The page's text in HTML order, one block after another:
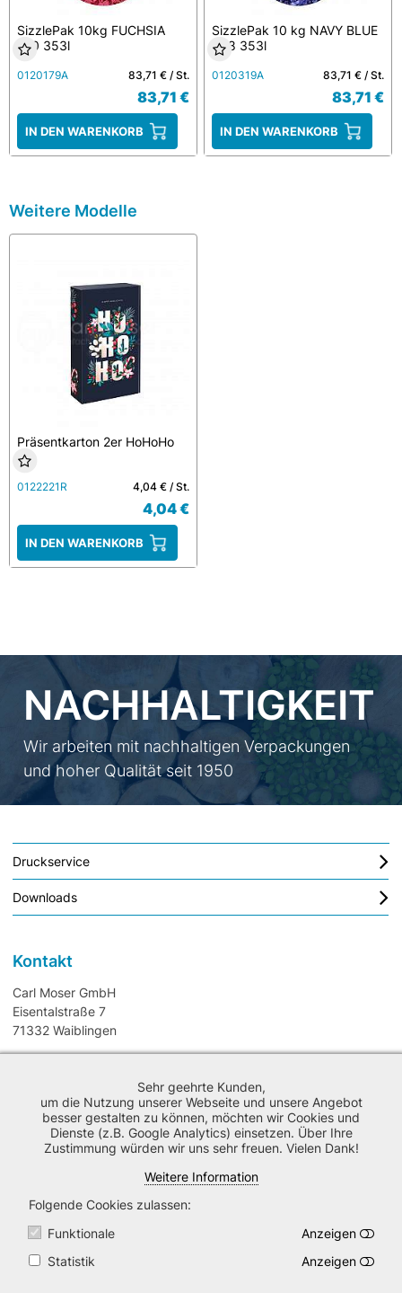
Sehr geehrte Kunden,
um die Nutzung unserer Webseite und unsere Angebot
besser gestalten zu können, möchten wir Cookies und
Dienste (z.B. Google Analytics) einsetzen. Über Ihre
Zustimmung würden wir uns sehr freuen. Vielen Dank!
Weitere Information
Folgende Cookies zulassen
Funktionale
Anzeigen
Statistik
Anzeigen
SizzlePak 10kg FUCHSIA
610 353l
0120179A 83,71 € / St.
83,71 €
IN DEN WARENKORB
SizzlePak 10 kg NAVY BLUE
958 353l
0120319A 83,71 € / St.
83,71 €
IN DEN WARENKORB
Weitere Modelle
Präsentkarton 2er HoHoHo
0122221R 4,04 € / St.
4,04 €
IN DEN WARENKORB
NACHHALTIGKEIT
Wir arbeiten mit nachhaltigen Verpackungen
und hoher Qualität seit 1950
Kontakt
Carl Moser GmbH
Eisentalstraße 7
71332 Waiblingen
F
+49 7151/95817 - 99
M info@carlmoser.de
Druckservice
Downloads
Impressum | AGB |